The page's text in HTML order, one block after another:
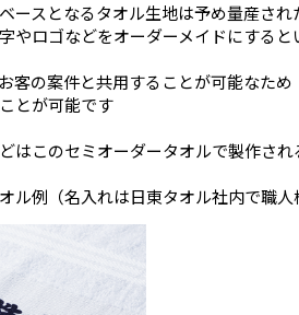
ースとなるタオル生地は予め量産さ
やロゴなどをオーダーメイドにすると
客の案件と共用することが可能なため
とが可能です
はこのセミオーダータオルで製作さ
例（名入れは日東タオル社内で職人